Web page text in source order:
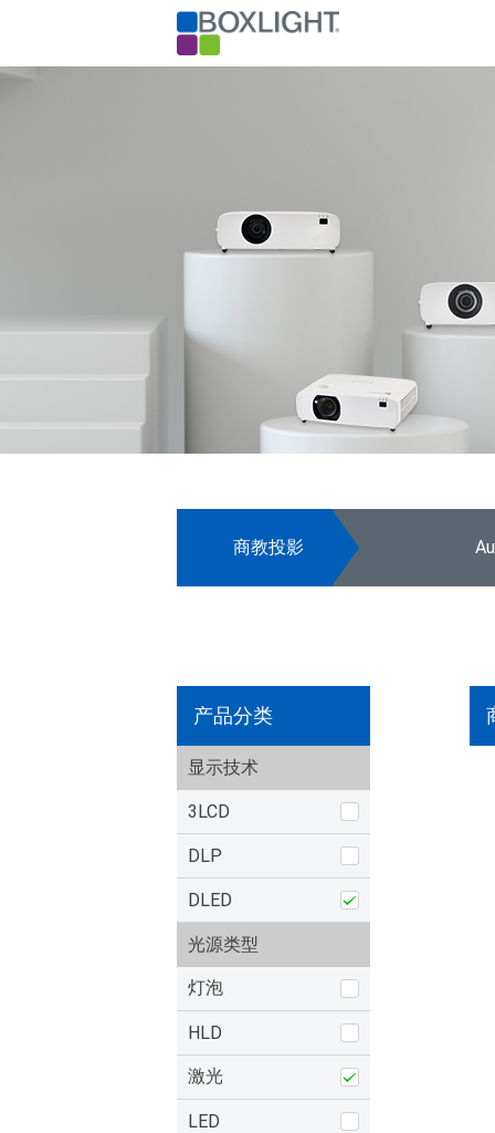
商教投影
产品分类
显示技术
3LCD
DLP
DLED
光源类型
灯泡
HLD
激光
LED